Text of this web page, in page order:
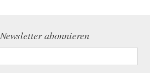
Newsletter abonnieren